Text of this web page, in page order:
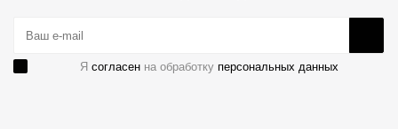
Я согласен на обработку персональных данных